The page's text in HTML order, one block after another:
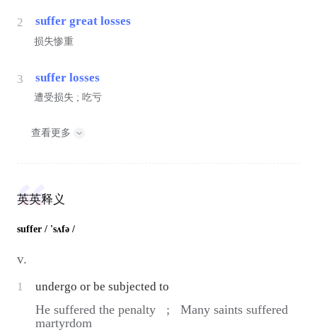
2 suffer great losses
损失惨重
3 suffer losses
遭受损失 ; 吃亏
查看更多
英英释义
suffer / 'sʌfə /
v.
1 undergo or be subjected to
He suffered the penalty ;
Many saints suffered
martyrdom